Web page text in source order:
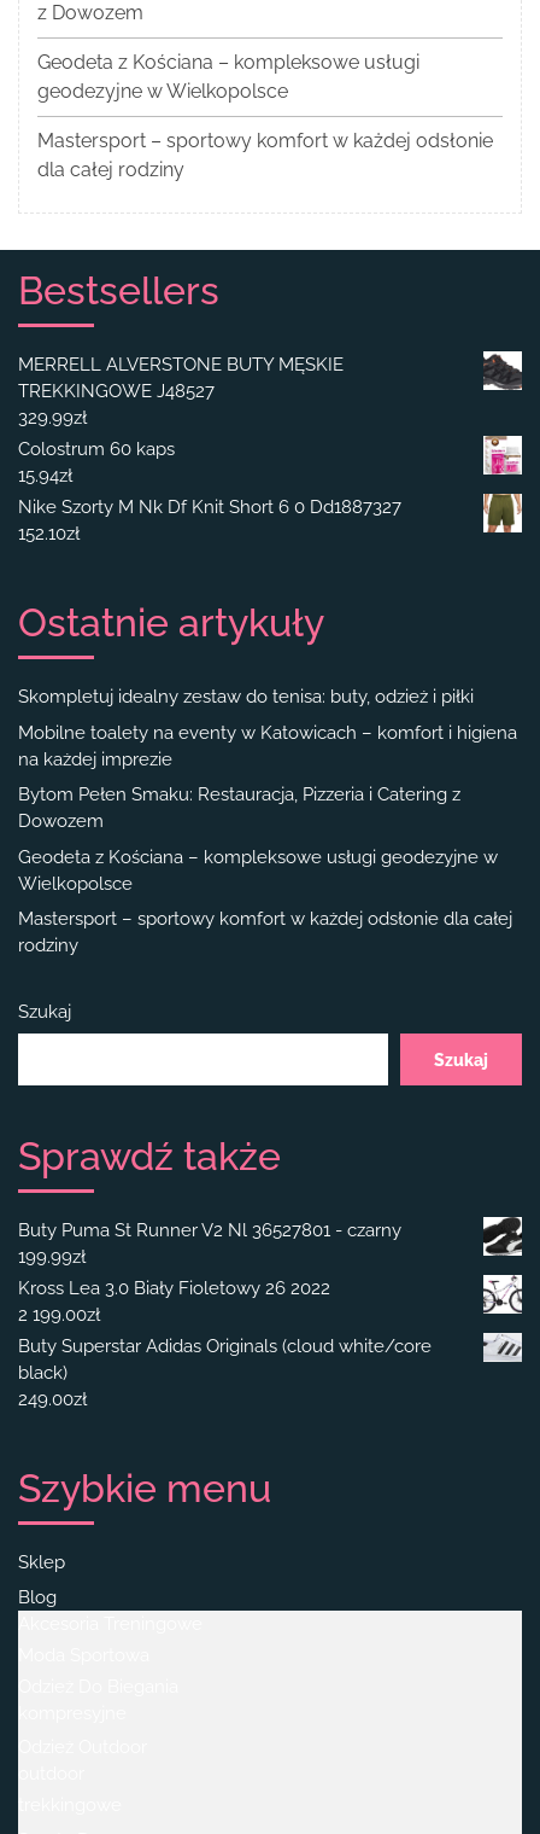
z Dowozem
Geodeta z Kościana – kompleksowe usługi
geodezyjne w Wielkopolsce
Mastersport – sportowy komfort w każdej odsłonie
dla całej rodziny
Bestsellers
MERRELL ALVERSTONE BUTY MĘSKIE
TREKKINGOWE J48527
329.99zł
Colostrum 60 kaps
15.94zł
Nike Szorty M Nk Df Knit Short 6 0 Dd1887327
152.10zł
Ostatnie artykuły
Skompletuj idealny zestaw do tenisa: buty, odzież i piłki
Mobilne toalety na eventy w Katowicach – komfort i higiena
na każdej imprezie
Bytom Pełen Smaku: Restauracja, Pizzeria i Catering z
Dowozem
Geodeta z Kościana – kompleksowe usługi geodezyjne w
Wielkopolsce
Mastersport – sportowy komfort w każdej odsłonie dla całej
rodziny
Szukaj
Szukaj
Sprawdź także
Buty Puma St Runner V2 Nl 36527801 - czarny
199.99zł
Kross Lea 3.0 Biały Fioletowy 26 2022
2 199.00zł
Buty Superstar Adidas Originals (cloud white/core
black)
249.00zł
Szybkie menu
Sklep
Blog